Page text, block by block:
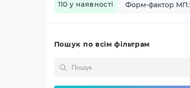
110 у наявності Форм-фактор МП:
Пошук по всім фільтрам